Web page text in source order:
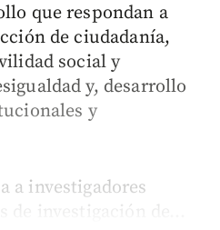
que respondan a
de ciudadanía,
social y
y, desarrollo
y
a investigadores
investigación de...